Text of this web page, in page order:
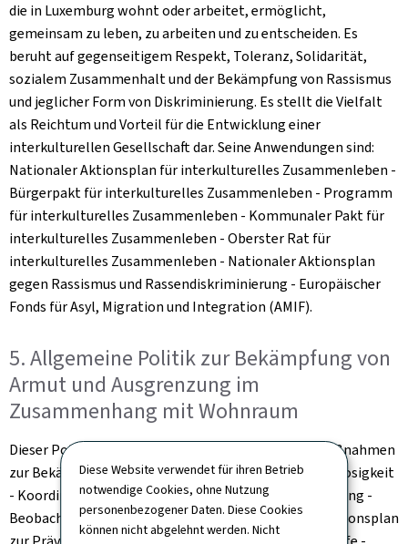
Diese Website verwendet für ihren Betrieb
notwendige Cookies, ohne Nutzung
personenbezogener Daten. Diese Cookies
können nicht abgelehnt werden. Nicht
die in Luxemburg wohnt oder arbeitet, ermöglicht,
gemeinsam zu leben, zu arbeiten und zu entscheiden. Es
beruht auf gegenseitigem Respekt, Toleranz, Solidarität,
sozialem Zusammenhalt und der Bekämpfung von Rassismus
und jeglicher Form von Diskriminierung. Es stellt die Vielfalt
als Reichtum und Vorteil für die Entwicklung einer
interkulturellen Gesellschaft dar. Seine Anwendungen sind:
Nationaler Aktionsplan für interkulturelles Zusammenleben -
Bürgerpakt für interkulturelles Zusammenleben - Programm
für interkulturelles Zusammenleben - Kommunaler Pakt für
interkulturelles Zusammenleben - Oberster Rat für
interkulturelles Zusammenleben - Nationaler Aktionsplan
gegen Rassismus und Rassendiskriminierung - Europäischer
Fonds für Asyl, Migration und Integration (AMIF).
5. Allgemeine Politik zur Bekämpfung von
Armut und Ausgrenzung im
Zusammenhang mit Wohnraum
Dieser Politikbereich umfasst: Koordinierung der Maßnahmen
zur Bekämpfung von Obdachlosigkeit und Wohnungslosigkeit
- Koordinierung der Maßnahmen zur Armutsbekämpfung -
Beobachtungsstelle für Sozialpolitik - Nationaler Aktionsplan